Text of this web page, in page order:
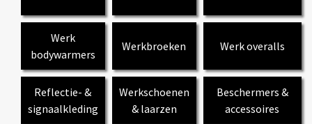
Werk
bodywarmers
Werkbroeken Werk overalls
Reflectie- &
signaalkleding
Werkschoenen
& laarzen
Beschermers &
accessoires